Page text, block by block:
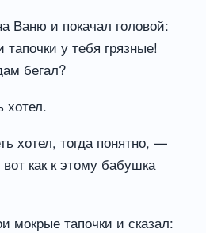
Ваню и покачал головой:
у тебя грязные!
бегал?
хотел.
хотел, тогда понятно, —
как к этому бабушка
мокрые тапочки и сказал: